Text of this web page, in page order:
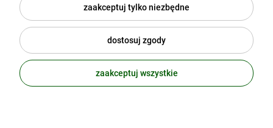
Popularne kategorie
Moje konto
zaakceptuj tylko niezbędne
dostosuj zgody
zaakceptuj wszystkie
Twój email